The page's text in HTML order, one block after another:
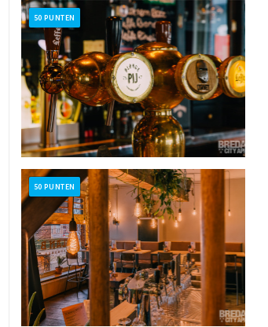
50 PUNTEN
50 PUNTEN